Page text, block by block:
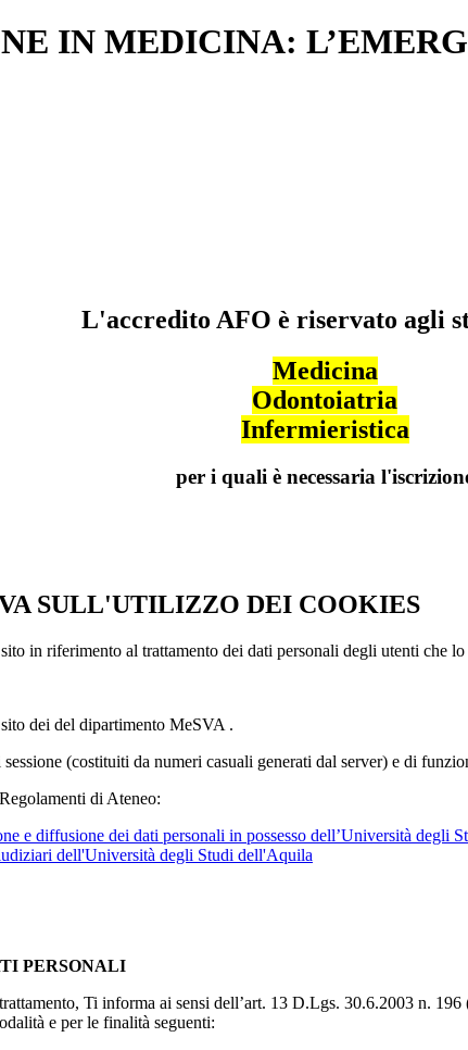
IN MEDICINA:
L'accredito AFO è riservato agli
Medicina
Odontoiatria
Infermieristica
per i quali è necessaria
SULL'UTILIZZO DEI COOKIES
in riferimento al trattamento dei dati personali degli utenti che
dei del dipartimento MeSVA .
sessione (costituiti da numeri casuali generati dal server) e di
di Ateneo:
e diffusione dei dati personali in possesso dell’Università degli
dell'Università degli Studi dell'Aquila
PERSONALI
Ti informa ai sensi dell’art. 13 D.Lgs. 30.6.2003 n.
e per le finalità seguenti: